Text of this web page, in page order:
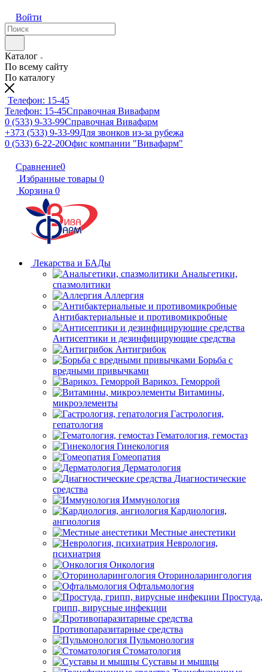
Войти
Каталог
По всему сайту
По каталогу
Телефон: 15-45
Телефон: 15-45Справочная Вивафарм
0 (533) 9-33-99Справочная Вивафарм
+373 (533) 9-33-99Для звонков из-за рубежа
0 (533) 6-22-20Офис компании "Вивафарм"
Сравнение0
Избранные товары 0
Корзина 0
Лекарства и БАДы
Анальгетики,
спазмолитики
Аллергия
Антибактериальные и противомикробные
Антисептики и дезинфицирующие средства
Антигрибок
Борьба с
вредными привычками
Варикоз. Геморрой
Витамины,
микроэлементы
Гастрология,
гепатология
Гематология, гемостаз
Гинекология
Гомеопатия
Дерматология
Диагностические
средства
Иммунология
Кардиология,
ангиология
Местные анестетики
Неврология,
психиатрия
Онкология
Оториноларингология
Офтальмология
Простуда,
грипп, вирусные инфекции
Противопаразитарные средства
Пульмонология
Стоматология
Суставы и мышцы